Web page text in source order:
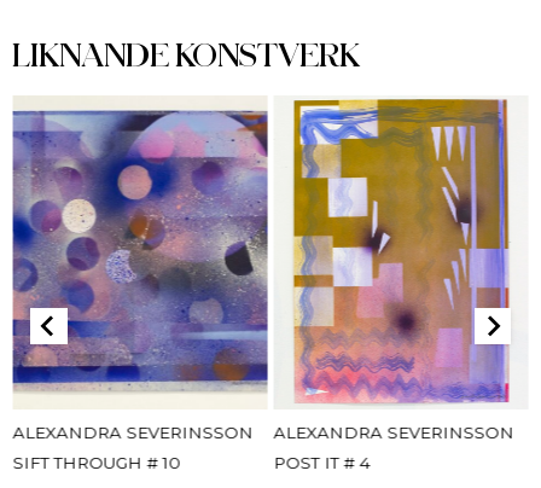
LIKNANDE KONSTVERK
ALEXANDRA SEVERINSSON
SIFT THROUGH # 10
ALEXANDRA SEVERINSSON
POST IT # 4